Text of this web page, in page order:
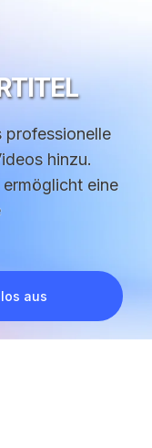
professionelle
hinzu.
eine
aus